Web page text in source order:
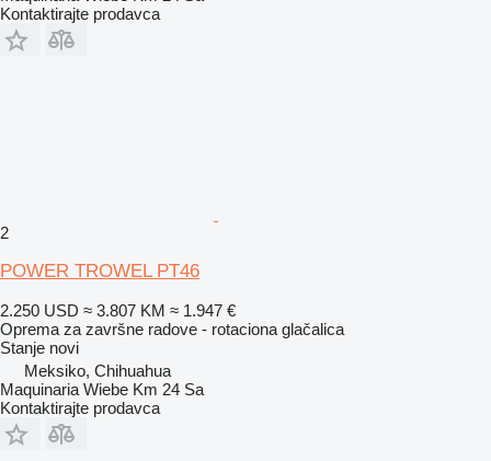
Kontaktirajte prodavca
2
POWER TROWEL PT46
2.250 USD ≈ 3.807 KM ≈ 1.947 €
Oprema za završne radove - rotaciona glačalica
Stanje novi
Meksiko, Chihuahua
Maquinaria Wiebe Km 24 Sa
Kontaktirajte prodavca